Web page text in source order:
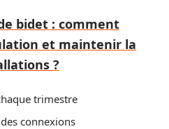
bidet : comment
et maintenir la
?
trimestre
connexions